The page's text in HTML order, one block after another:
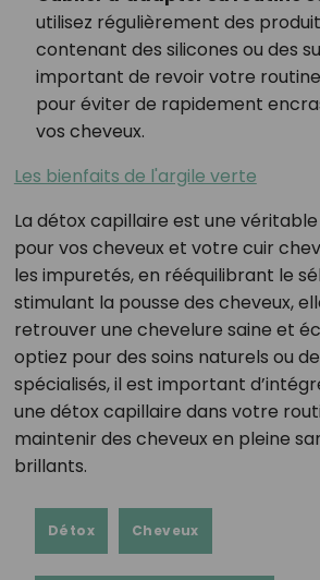
utilisez régulièrement des
contenant des silicones ou des
important de revoir votre
pour éviter de rapidement
vos cheveux.
Les bienfaits de l'argile verte
La détox capillaire est une
pour vos cheveux et votre cuir
les impuretés, en rééquilibrant le
stimulant la pousse des cheveux,
retrouver une chevelure saine et
optiez pour des soins naturels ou
spécialisés, il est important
une détox capillaire dans votre
maintenir des cheveux en pleine
brillants.
Détox Cheveux